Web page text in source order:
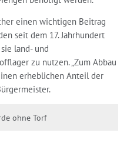
einen wichtigen Beitrag
seit dem 17. Jahrhundert
land- und
zu nutzen. „Zum Abbau
erheblichen Anteil der
ohne Torf